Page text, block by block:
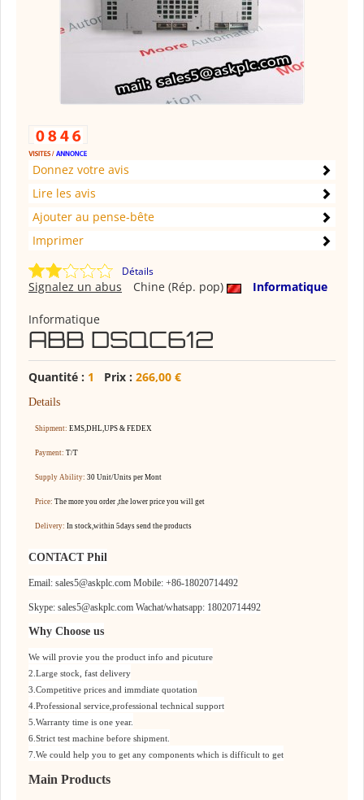
Donnez votre avis
Lire les avis
Ajouter au pense-bête
Imprimer
Détails
Chine (Rép. pop) Informatique
Signalez un abus
Informatique
ABB DSQC612
Quantité : 1 Prix : 266,00 €
Details
Shipment:EMS,DHL,UPS & FEDEX
Payment:T/T
Supply Ability:30 Unit/Units per Mont
Price:The more you order ,the lower price you will get
Delivery:In stock,within5days send the products
CONTACT Phil
Email: sales5@askplc.com Mobile: +86-18020714492
Skype: sales5@askplc.com Wachat/whatsapp: 18020714492
Why Choose us
We will provie you the product info and picuture
2.Large stock, fast delivery
3.Competitive prices and immdiate quotation
4.Professional service,professional technical support
5.Warranty time is one year.
6.Strict test machine before shipment.
7.We could help you to get any components which is difficult to get
Main Products